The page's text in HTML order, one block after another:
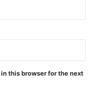
this browser for the next